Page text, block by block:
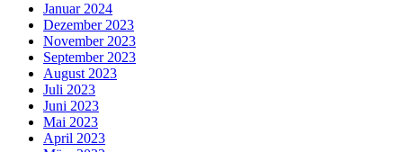
Januar 2024
Dezember 2023
November 2023
September 2023
August 2023
Juli 2023
Juni 2023
Mai 2023
April 2023